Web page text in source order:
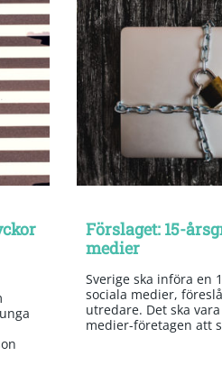
Förslaget: 15-
medier
Sverige ska införa en
sociala medier,
utredare. Det ska
medier-företagen att